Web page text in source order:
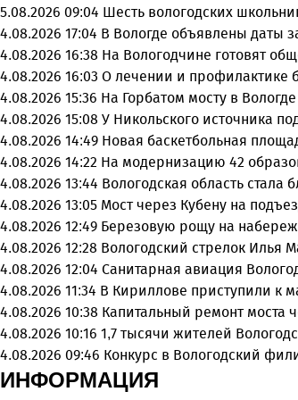
5.08.2026 09:04 Шесть вологодских
4.08.2026 17:04 В Вологде объявлены даты
4.08.2026 16:38 На Вологодчине готовят
4.08.2026 16:03 О лечении и профилактике
4.08.2026 15:36 На Горбатом мосту в
4.08.2026 15:08 У Никольского источника
4.08.2026 14:49 Новая баскетбольная
4.08.2026 14:22 На модернизацию 42
4.08.2026 13:44 Вологодская область стала
4.08.2026 13:05 Мост через Кубену на
4.08.2026 12:49 Березовую рощу на
4.08.2026 12:28 Вологодский стрелок Илья
4.08.2026 12:04 Санитарная авиация
4.08.2026 11:34 В Кириллове приступили к
4.08.2026 10:38 Капитальный ремонт моста
4.08.2026 10:16 1,7 тысячи жителей
4.08.2026 09:46 Конкурс в Вологодский
ИНФОРМАЦИЯ